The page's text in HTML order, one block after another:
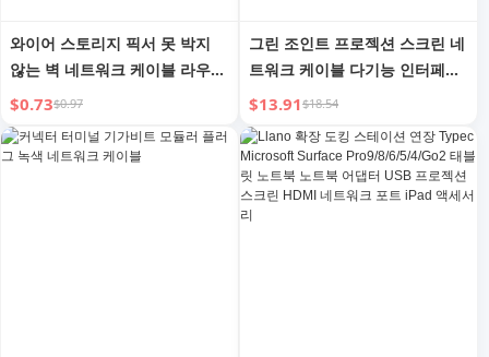
와이어 스토리지 픽서 못 박지
않는 벽 네트워크 케이블 라우팅
편리한 가젯 코드 관리자 데이터
케이블 클립 버클 고정 케이블
편리한 가젯
$0.73$0.97
그린 조인트 프로젝션 스크린 네
트워크 케이블 다기능 인터페이
스 확장 독
$13.91$18.54